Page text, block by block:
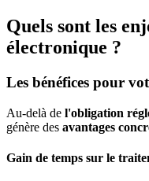
Quels sont les
électronique ?
Les bénéfices pour
Au-delà de l'obligation
génère des avantages
Gain de temps sur le